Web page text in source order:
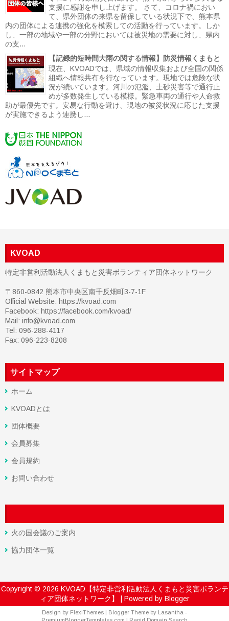
支援に感謝を申し上げます。 さて、コロナ禍におい
て、県外団体の来県を留保している状況下で、熊本県
内の団体による連携の強化を模索しての活動を行っています。しか
し、一部の地域や一部の分野においては被災地の需要に対し、県内
の支...
【記録的短時間大雨の関する情報】防災情報くまもと
現在、KVOADでは、県域の情報収集および全国の関係
組織へ情報共有を行なっています。現地では危険な状
況が続いています。河川の氾濫、土砂災害等で通行止
めが多数発生している模様。緊急車両の通行や人命救
助が最優先です。安易な行動を避け、現地の被災状況に応じた支援
が実施できるよう連携し...
KVOAD
特定非営利活動法人くまもと災害ボランティア団体ネットワーク
〒860-0842 熊本市中央区南千反畑町3-7-1F
Official Website: https://kvoad.com
Facebook: https://facebook.com/kvoad/
Mail: info@kvoad.com
Tel: 096-288-4117
Fax: 096-223-8208
サイトマップ
ホーム
KVOADとは
団体概要
会員募集
会員規約
お問い合わせ
火の国会議のご案内
協力団体一覧
Copyright © 2026 KVOAD【特定非営利活動法人くまもと災害ボランテ
ィア団体ネットワーク】
| Powered by Blogger
Design by FlexiThemes | Blogger Theme by Lasantha -